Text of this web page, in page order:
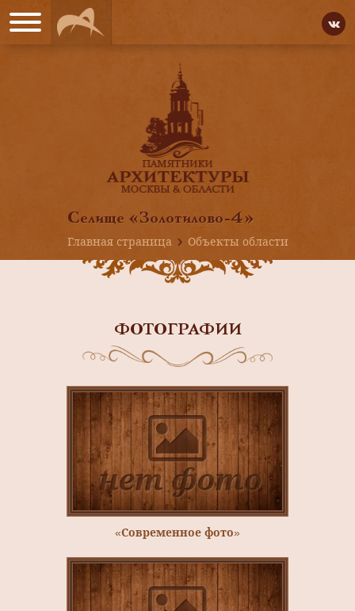
Селище «Золотилово-4»
Главная страница
Объекты области
ФОТОГРАФИИ
«Современное фото»